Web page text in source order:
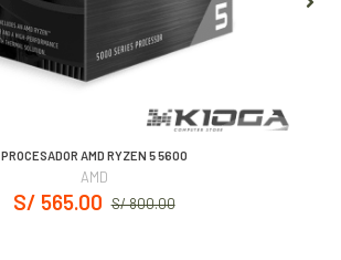
PROCESADOR AMD RYZEN 5 5600
AMD
S/ 800.00
S/ 565.00